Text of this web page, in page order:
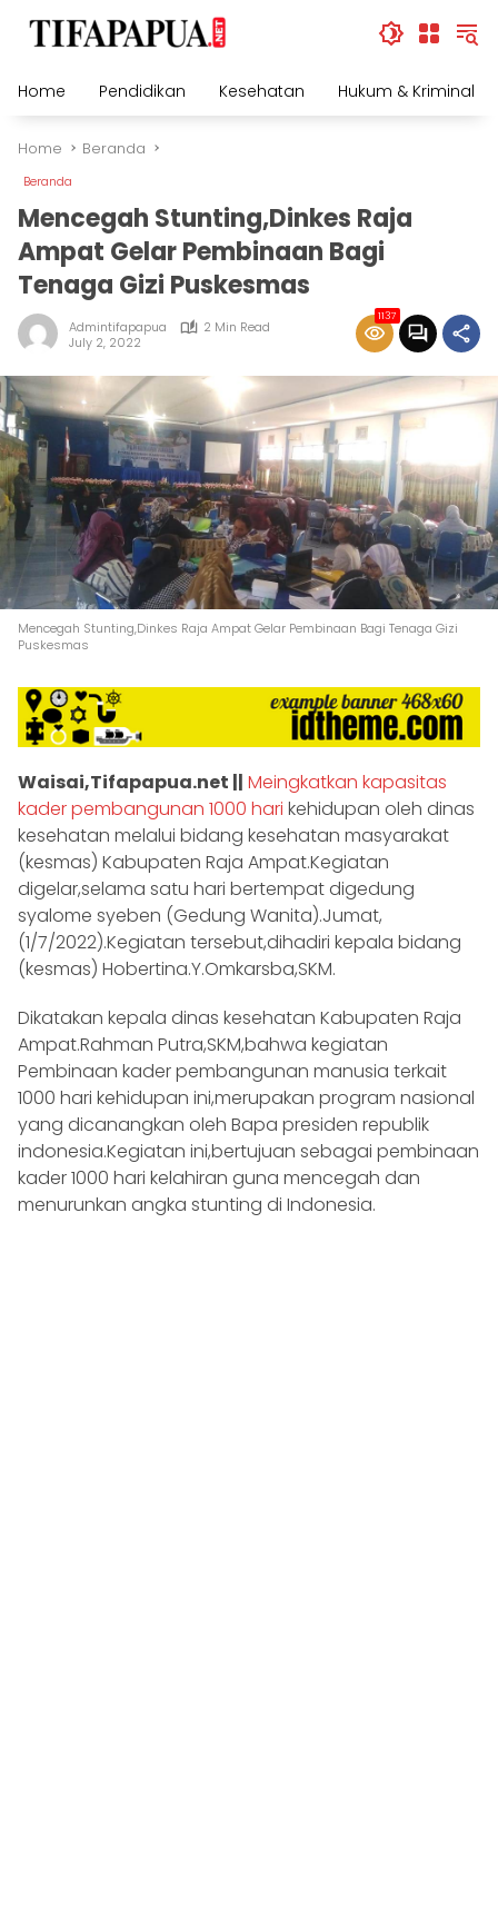
Home
Pendidikan Kesehatan Hukum & Kriminal
Home Beranda
Beranda
Mencegah Stunting,Dinkes Raja
Ampat Gelar Pembinaan Bagi
Tenaga Gizi Puskesmas
Admintifapapua
2 Min Read
July 2, 2022
1137
Mencegah Stunting,Dinkes Raja Ampat Gelar Pembinaan Bagi Tenaga Gizi
Puskesmas
Waisai,Tifapapua.net || Meingkatkan kapasitas
kader pembangunan 1000 hari kehidupan oleh dinas
kesehatan melalui bidang kesehatan masyarakat
(kesmas) Kabupaten Raja Ampat.Kegiatan
digelar,selama satu hari bertempat digedung
syalome syeben (Gedung Wanita).Jumat,
(1/7/2022).Kegiatan tersebut,dihadiri kepala bidang
(kesmas) Hobertina.Y.Omkarsba,SKM.
Dikatakan kepala dinas kesehatan Kabupaten Raja
Ampat.Rahman Putra,SKM,bahwa kegiatan
Pembinaan kader pembangunan manusia terkait
1000 hari kehidupan ini,merupakan program nasional
yang dicanangkan oleh Bapa presiden republik
indonesia.Kegiatan ini,bertujuan sebagai pembinaan
kader 1000 hari kelahiran guna mencegah dan
menurunkan angka stunting di Indonesia.